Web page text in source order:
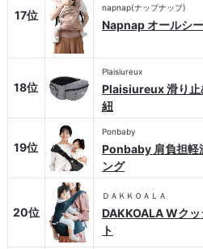
17位
napnap(ナップナップ)
Napnap オールシ
18位
Plaisiureux
Plaisiureux 滑り止
紐
19位
Ponbaby
Ponbaby 肩負担軽
ング
20位
ＤＡＫＫＯＡＬＡ
DAKKOALA Wク
ト